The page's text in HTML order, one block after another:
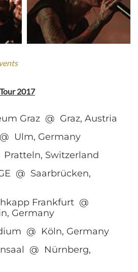
2017
Graz @ Graz, Austria
Ulm, Germany
Switzerland
@ Saarbrücken,
Frankfurt @
Germany
@ Köln, Germany
@ Nürnberg,